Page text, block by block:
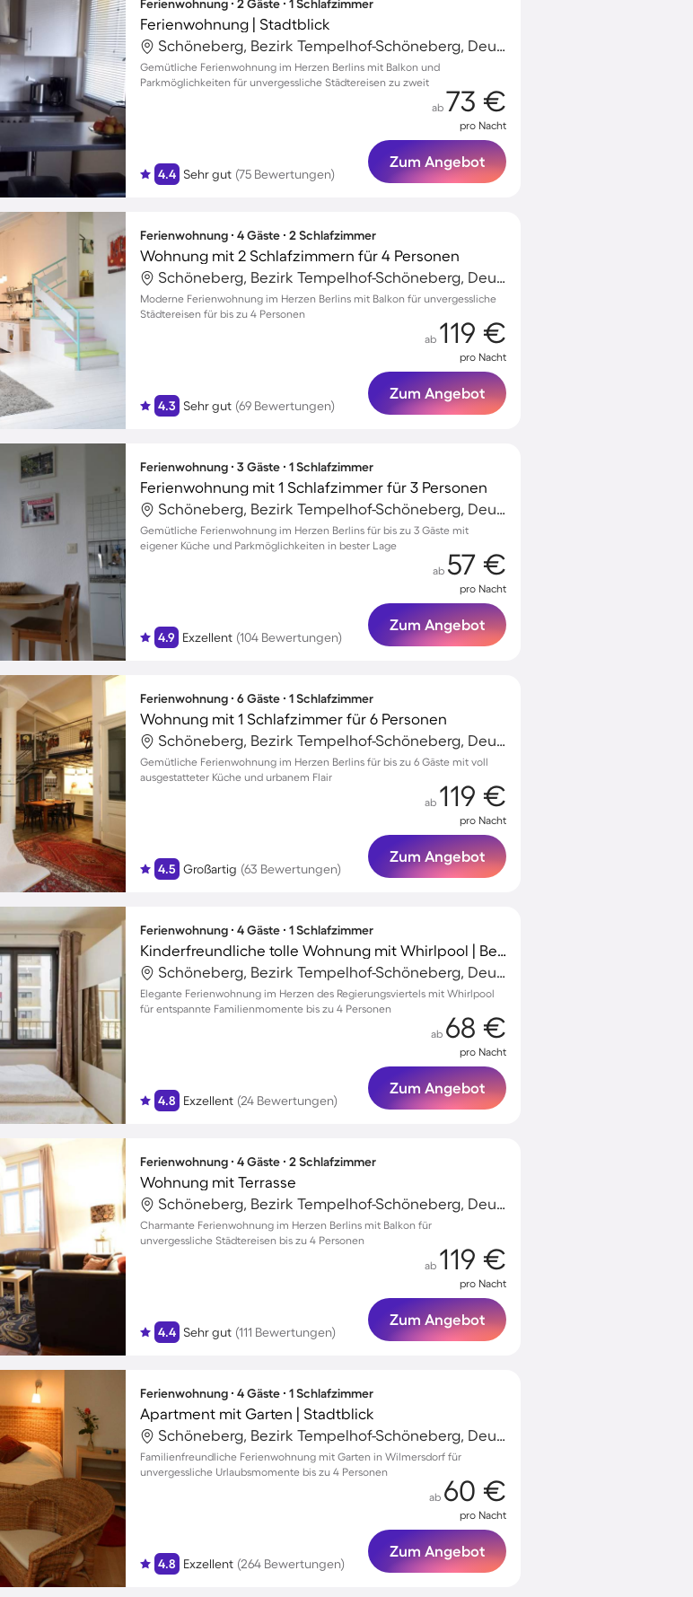
Ferienwohnung ∙ 2 Gäste ∙ 1 Schlafzimmer
Ferienwohnung | Stadtblick
Schöneberg, Bezirk Tempelhof-Schöneberg, Deutschland
Gemütliche Ferienwohnung im Herzen Berlins mit Balkon und
Parkmöglichkeiten für unvergessliche Städtereisen zu zweit
4.4 Sehr gut (75 Bewertungen)
ab 73 €
pro Nacht
Zum Angebot
Ferienwohnung ∙ 4 Gäste ∙ 2 Schlafzimmer
Wohnung mit 2 Schlafzimmern für 4 Personen
Schöneberg, Bezirk Tempelhof-Schöneberg, Deutschland
Moderne Ferienwohnung im Herzen Berlins mit Balkon für unvergessliche
Städtereisen für bis zu 4 Personen
4.3 Sehr gut (69 Bewertungen)
ab 119 €
pro Nacht
Zum Angebot
Ferienwohnung ∙ 3 Gäste ∙ 1 Schlafzimmer
Ferienwohnung mit 1 Schlafzimmer für 3 Personen
Schöneberg, Bezirk Tempelhof-Schöneberg, Deutschland
Gemütliche Ferienwohnung im Herzen Berlins für bis zu 3 Gäste mit
eigener Küche und Parkmöglichkeiten in bester Lage
4.9 Exzellent (104 Bewertungen)
ab 57 €
pro Nacht
Zum Angebot
Ferienwohnung ∙ 6 Gäste ∙ 1 Schlafzimmer
Wohnung mit 1 Schlafzimmer für 6 Personen
Schöneberg, Bezirk Tempelhof-Schöneberg, Deutschland
Gemütliche Ferienwohnung im Herzen Berlins für bis zu 6 Gäste mit voll
ausgestatteter Küche und urbanem Flair
4.5 Großartig (63 Bewertungen)
ab 119 €
pro Nacht
Zum Angebot
Ferienwohnung ∙ 4 Gäste ∙ 1 Schlafzimmer
Kinderfreundliche tolle Wohnung mit Whirlpool | Berliner Dom in der Nähe
Schöneberg, Bezirk Tempelhof-Schöneberg, Deutschland
Elegante Ferienwohnung im Herzen des Regierungsviertels mit Whirlpool
für entspannte Familienmomente bis zu 4 Personen
4.8 Exzellent (24 Bewertungen)
ab 68 €
pro Nacht
Zum Angebot
Ferienwohnung ∙ 4 Gäste ∙ 2 Schlafzimmer
Wohnung mit Terrasse
Schöneberg, Bezirk Tempelhof-Schöneberg, Deutschland
Charmante Ferienwohnung im Herzen Berlins mit Balkon für
unvergessliche Städtereisen bis zu 4 Personen
4.4 Sehr gut (111 Bewertungen)
ab 119 €
pro Nacht
Zum Angebot
Ferienwohnung ∙ 4 Gäste ∙ 1 Schlafzimmer
Apartment mit Garten | Stadtblick
Schöneberg, Bezirk Tempelhof-Schöneberg, Deutschland
Familienfreundliche Ferienwohnung mit Garten in Wilmersdorf für
unvergessliche Urlaubsmomente bis zu 4 Personen
4.8 Exzellent (264 Bewertungen)
ab 60 €
pro Nacht
Zum Angebot